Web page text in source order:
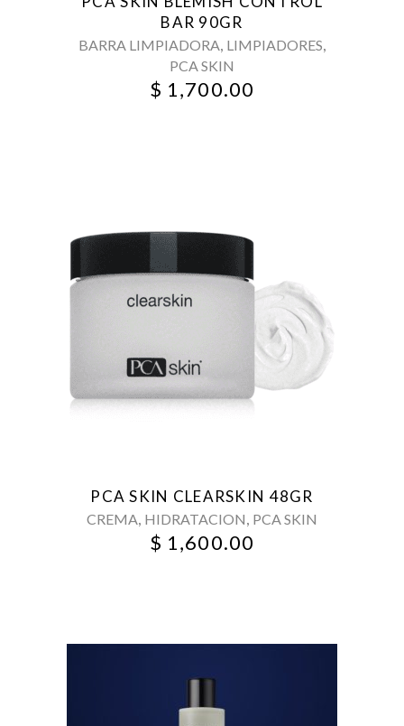
BAR 90GR
BARRA LIMPIADORA, LIMPIADORES,
PCA SKIN
$ 1,700.00
PCA SKIN CLEARSKIN 48GR
CREMA, HIDRATACION, PCA SKIN
$ 1,600.00